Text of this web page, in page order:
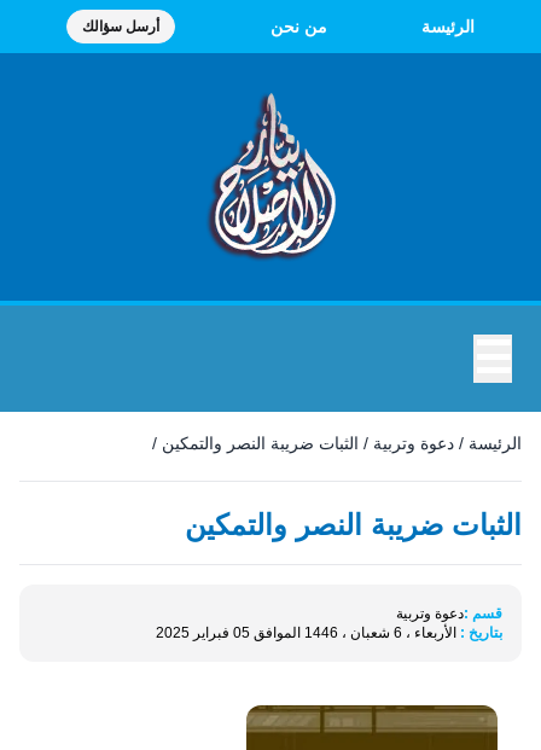
الرئيسة من نحن أرسل سؤالك
الرئيسة / دعوة وتربية / الثبات ضريبة النصر والتمكين /
الثبات ضريبة النصر والتمكين
قسم :دعوة وتربية
بتاريخ : الأربعاء ، 6 شعبان ، 1446 الموافق 05 فبراير 2025